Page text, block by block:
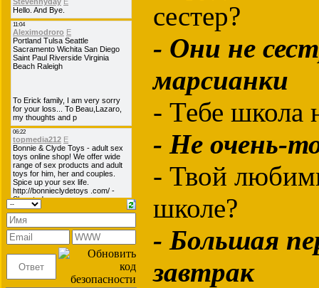
сестер?
- Они не
марсианки
- Тебе школа
- Не очень-
- Твой
школе?
- Большая
завтрак